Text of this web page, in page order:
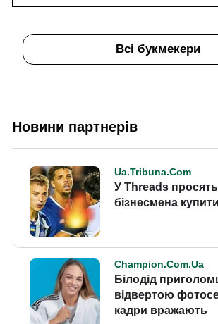
Всі букмекери